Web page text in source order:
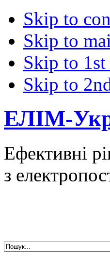
Skip to
Skip to
Skip to
Skip to
ЕЛІМ-
Ефективні
з